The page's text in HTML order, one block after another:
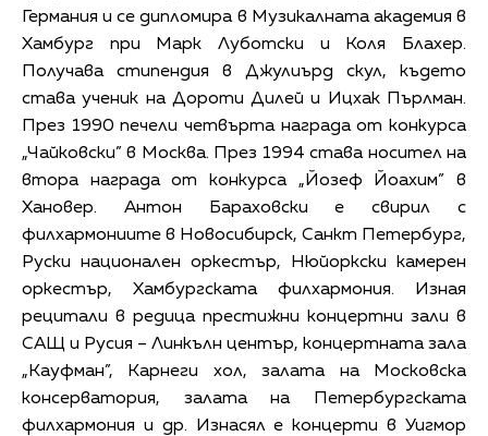
Германия и се дипломира в Музикалната академия в
Хамбург при Марк Луботски и Коля Блахер.
Получава стипендия в Джулиърд скул, където
става ученик на Дороти Дилей и Ицхак Пърлман.
През 1990 печели четвърта награда от конкурса
„Чайковски” в Москва. През 1994 става носител на
втора награда от конкурса „Йозеф Йоахим” в
Хановер. Антон Бараховски е свирил с
филхармониите в Новосибирск, Санкт Петербург,
Руски национален оркестър, Нюйоркски камерен
оркестър, Хамбургската филхармония. Изная
рецитали в редица престижни концертни зали в
САЩ и Русия – Линкълн център, концертната зала
„Кауфман”, Карнеги хол, залата на Московска
консерватория, залата на Петербургската
филхармония и др. Изнасял е концерти в Уигмор